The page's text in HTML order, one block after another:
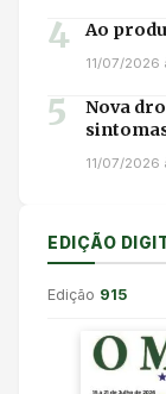
4 Ao
11/07/2026
5
Nova
11/07/2026
EDIÇÃO
Edição 915